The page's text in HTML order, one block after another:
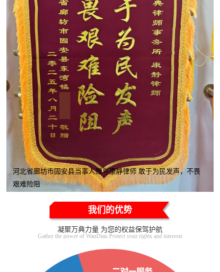
河北省廊坊市固安县当事人赠与康静律师 敢于为民发声，不畏
艰难险阻
我们的优势
凝聚万典力量 为您的权益保驾护航
Gather the power of WanDian Protect your rights and interests